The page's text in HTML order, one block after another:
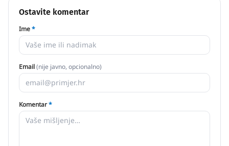
Ostavite komentar
Ime*
Email(nije javno, opcionalno)
Komentar*